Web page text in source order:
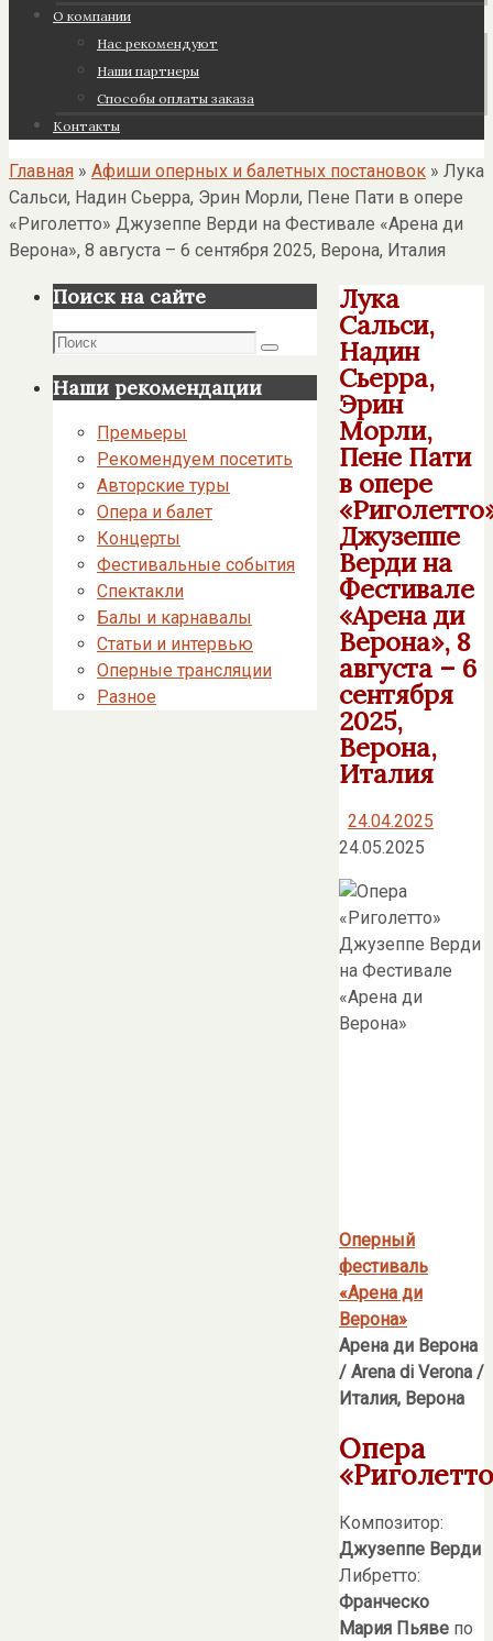
О компании
Нас рекомендуют
Наши партнеры
Cпособы оплаты заказа
Контакты
Главная » Афиши оперных и балетных постановок » Лука
Сальси, Надин Сьерра, Эрин Морли, Пене Пати в опере
«Риголетто» Джузеппе Верди на Фестивале «Арена ди
Верона», 8 августа – 6 сентября 2025, Верона, Италия
Лука
Сальси,
Надин
Сьерра,
Эрин
Морли,
Пене Пати
в опере
Джузеппе
Верди на
Фестивале
«Арена ди
Верона», 8
августа – 6
сентября
2025,
Верона,
Италия
24.04.2025
24.05.2025
Оперный
фестиваль
«Арена ди
Верона»
Арена ди Верона
/ Arena di Verona /
Италия, Верона
Опера
Композитор:
Джузеппе Верди
Либретто:
Франческо
Мария Пьяве по
Поиск на сайте
Поиск
Поиск
Наши рекомендации
Премьеры
Рекомендуем посетить
Авторские туры
Опера и балет
Концерты
Фестивальные события
Спектакли
Балы и карнавалы
Статьи и интервью
Оперные трансляции
Разное